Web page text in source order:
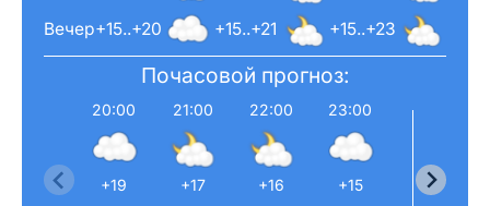
+15..+20
+15..+21
+15..+23
Вечер
Почасовой прогноз:
20:00
+19
21:00
+17
22:00
+16
23:00
+15